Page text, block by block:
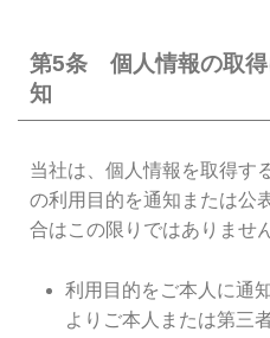
第5条 個人情報の取得
知
当社は、個人情報を取得す
の利用目的を通知または公
合はこの限りではありません
利用目的をご本人に通
よりご本人または第三